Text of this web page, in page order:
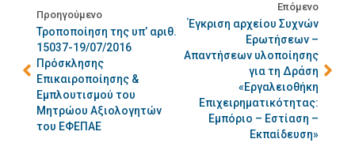
Προηγούμενο
Τροποποίηση της υπ’ αριθ.
15037-19/07/2016
Πρόσκλησης
Επικαιροποίησης &
Εμπλουτισμού του
Μητρώου Αξιολογητών
του ΕΦΕΠΑΕ
Επόμενο
Έγκριση αρχείου Συχνών
Ερωτήσεων –
Απαντήσεων υλοποίησης
για τη ∆ράση
«Εργαλειοθήκη
Επιχειρηματικότητας:
Εμπόριο – Εστίαση –
Εκπαίδευση»